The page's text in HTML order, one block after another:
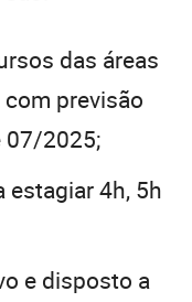
das áreas
previsão
07/2025;
estagiar 4h, 5h
e disposto a